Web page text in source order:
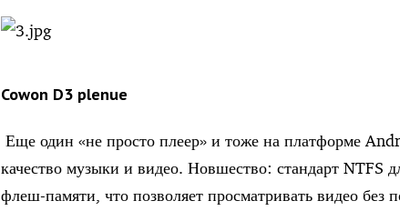
Cowon D3 plenue
Еще один «не просто плеер» и тоже на платформе
качество музыки и видео. Новшество: стандарт NTFS
флеш-памяти, что позволяет просматривать видео без